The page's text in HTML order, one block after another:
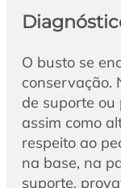
O busto se
conservação.
de suporte ou
assim como
respeito ao
na base, na
suporte,